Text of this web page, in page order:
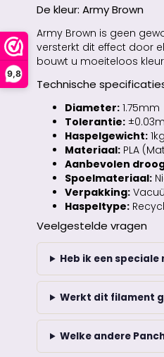
9,8
De kleur: Army Brown
Army Brown is geen
versterkt dit effect door
bouwt u moeiteloos
Technische
Diameter: 1.75mm
Tolerantie:
Haspelgewicht:
Materiaal: PLA
Aanbevolen
Spoelmateriaal:
Verpakking:
Haspeltype:
Veelgestelde vragen
Heb ik een
Werkt dit filament
Welke andere